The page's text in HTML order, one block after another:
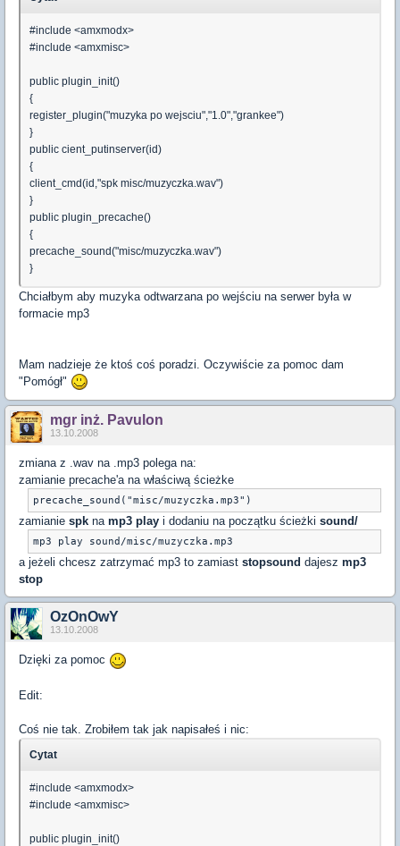
#include <amxmodx>
#include <amxmisc>
public plugin_init()
{
register_plugin("muzyka po wejsciu","1.0","grankee")
}
public cient_putinserver(id)
{
client_cmd(id,"spk misc/muzyczka.wav")
}
public plugin_precache()
{
precache_sound("misc/muzyczka.wav")
}
Chciałbym aby muzyka odtwarzana po wejściu na serwer była w
formacie mp3
Mam nadzieje że ktoś coś poradzi. Oczywiście za pomoc dam
"Pomógł"
mgr inż. Pavulon
13.10.2008
zmiana z .wav na .mp3 polega na:
zamianie precache'a na właściwą ścieżke
precache_sound("misc/muzyczka.mp3")
zamianie spk na mp3 play i dodaniu na początku ścieżki sound/
mp3 play sound/misc/muzyczka.mp3
a jeżeli chcesz zatrzymać mp3 to zamiast stopsound dajesz mp3
stop
OzOnOwY
13.10.2008
Dzięki za pomoc
Edit:
Coś nie tak. Zrobiłem tak jak napisałeś i nic:
Cytat
#include <amxmodx>
#include <amxmisc>
public plugin_init()